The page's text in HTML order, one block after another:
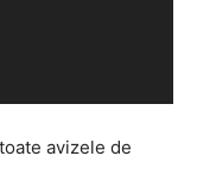
avizele de